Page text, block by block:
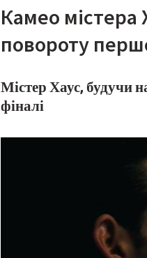
Камео містера
повороту
Містер Хаус, будучи
фіналі